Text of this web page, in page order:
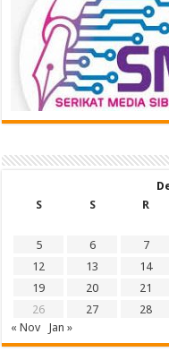
S
S R
5
6 7
12
13 14
19
20 21
26
27 28
« Nov
Jan »